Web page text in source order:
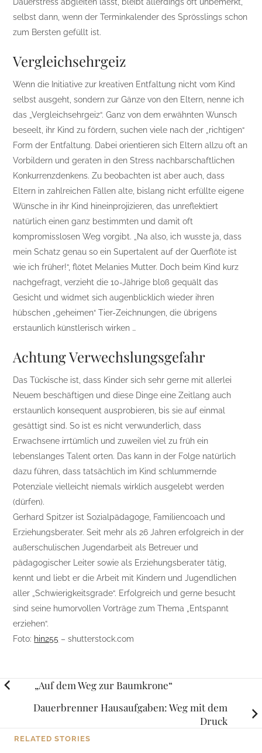
selbst dann, wenn der Terminkalender des Sprösslings schon
zum Bersten gefüllt ist.
Vergleichsehrgeiz
Wenn die Initiative zur kreativen Entfaltung nicht vom Kind
selbst ausgeht, sondern zur Gänze von den Eltern, nenne ich
das „Vergleichsehrgeiz“. Ganz von dem erwähnten Wunsch
beseelt, ihr Kind zu fördern, suchen viele nach der „richtigen“
Form der Entfaltung. Dabei orientieren sich Eltern allzu oft an
Vorbildern und geraten in den Stress nachbarschaftlichen
Konkurrenzdenkens. Zu beobachten ist aber auch, dass
Eltern in zahlreichen Fällen alte, bislang nicht erfüllte eigene
Wünsche in ihr Kind hineinprojizieren, das unreflektiert
natürlich einen ganz bestimmten und damit oft
kompromisslosen Weg vorgibt. „Na also, ich wusste ja, dass
mein Schatz genau so ein Supertalent auf der Querflöte ist
wie ich früher!“, flötet Melanies Mutter. Doch beim Kind kurz
nachgefragt, verzieht die 10-Jährige bloß gequält das
Gesicht und widmet sich augenblicklich wieder ihren
hübschen „geheimen“ Tier-Zeichnungen, die übrigens
erstaunlich künstlerisch wirken …
Achtung Verwechslungsgefahr
Das Tückische ist, dass Kinder sich sehr gerne mit allerlei
Neuem beschäftigen und diese Dinge eine Zeitlang auch
erstaunlich konsequent ausprobieren, bis sie auf einmal
gesättigt sind. So ist es nicht verwunderlich, dass
Erwachsene irrtümlich und zuweilen viel zu früh ein
lebenslanges Talent orten. Das kann in der Folge natürlich
dazu führen, dass tatsächlich im Kind schlummernde
Potenziale vielleicht niemals wirklich ausgelebt werden
(dürfen).
Gerhard Spitzer ist Sozialpädagoge, Familiencoach und
Erziehungsberater. Seit mehr als 26 Jahren erfolgreich in der
außerschulischen Jugendarbeit als Betreuer und
pädagogischer Leiter sowie als Erziehungsberater tätig,
kennt und liebt er die Arbeit mit Kindern und Jugendlichen
aller „Schwierigkeitsgrade“. Erfolgreich und gerne besucht
sind seine humorvollen Vorträge zum Thema „Entspannt
erziehen“.
Foto: hin255 – shutterstock.com
Posts
navigation
„Auf dem Weg zur Baumkrone“
Dauerbrenner Hausaufgaben: Weg mit dem
Druck
RELATED STORIES